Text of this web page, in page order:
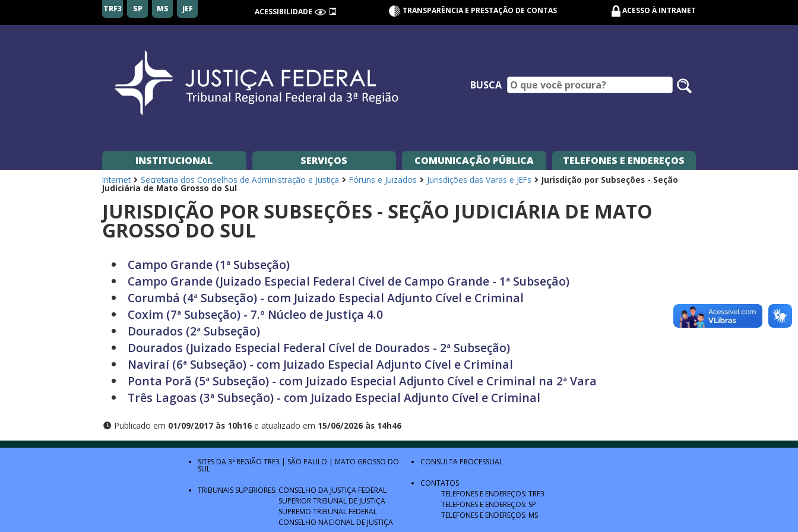
Federal
TRF3 SP MS JEF ACESSIBILIDADE TRANSPARÊNCIA E PRESTAÇÃO DE CONTAS ACESSO À INTRANET
BUSCA
INSTITUCIONAL SERVIÇOS COMUNICAÇÃO PÚBLICA TELEFONES E ENDEREÇOS
Internet Secretaria dos Conselhos de Administração e Justiça Fóruns e Juizados Jurisdições das Varas e JEFs Jurisdição por Subseções - Seção
Judiciária de Mato Grosso do Sul
JURISDIÇÃO POR SUBSEÇÕES - SEÇÃO JUDICIÁRIA DE MATO
GROSSO DO SUL
Campo Grande (1ª Subseção)
Campo Grande (Juizado Especial Federal Cível de Campo Grande - 1ª Subseção)
Corumbá (4ª Subseção) - com Juizado Especial Adjunto Cível e Criminal
Coxim (7ª Subseção) - 7.º Núcleo de Justiça 4.0
Dourados (2ª Subseção)
Dourados (Juizado Especial Federal Cível de Dourados - 2ª Subseção)
Naviraí (6ª Subseção) - com Juizado Especial Adjunto Cível e Criminal
Ponta Porã (5ª Subseção) - com Juizado Especial Adjunto Cível e Criminal na 2ª Vara
Três Lagoas (3ª Subseção) - com Juizado Especial Adjunto Cível e Criminal
Publicado em 01/09/2017 às 10h16 e atualizado em 15/06/2026 às 14h46
SITES DA 3ª REGIÃO TRF3 | SÃO PAULO | MATO GROSSO DO
SUL
TRIBUNAIS SUPERIORES: CONSELHO DA JUSTIÇA FEDERAL
SUPERIOR TRIBUNAL DE JUSTIÇA
SUPREMO TRIBUNAL FEDERAL
CONSELHO NACIONAL DE JUSTIÇA
CONSULTA PROCESSUAL
CONTATOS
TELEFONES E ENDEREÇOS: TRF3
TELEFONES E ENDEREÇOS: SP
TELEFONES E ENDEREÇOS: MS